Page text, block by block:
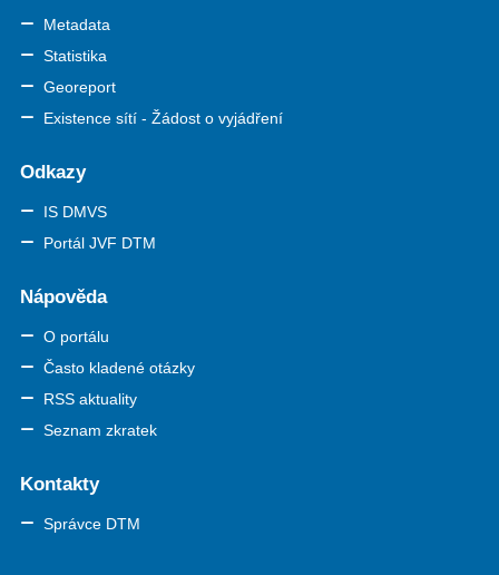
Metadata
Statistika
Georeport
Existence sítí - Žádost o vyjádření
Odkazy
IS DMVS
Portál JVF DTM
Nápověda
O portálu
Často kladené otázky
RSS aktuality
Seznam zkratek
Kontakty
Správce DTM